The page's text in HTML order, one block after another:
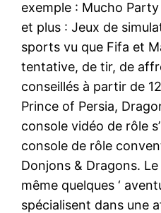
exemple : Mucho
et plus : Jeux de
sports vu que Fifa et
tentative, de tir, de
conseillés à partir de
Prince of Persia,
console vidéo de rôle
console de rôle
Donjons & Dragons.
même quelques ‘
spécialisent dans une